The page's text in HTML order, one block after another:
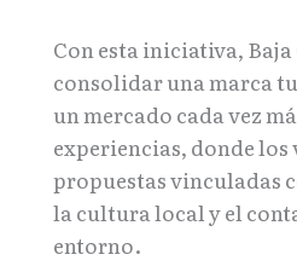
Con esta iniciativa,
consolidar una marca
un mercado cada vez
experiencias, donde
propuestas vinculadas
la cultura local y el
entorno.